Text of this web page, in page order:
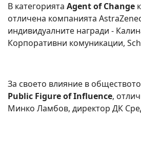
В категорията Agent of Change
отличена компанията
индивидуалните награди -
Корпоративни комуникации,
За своето влияние в
Public Figure of Influence,
Минко Ламбов, директор ДК